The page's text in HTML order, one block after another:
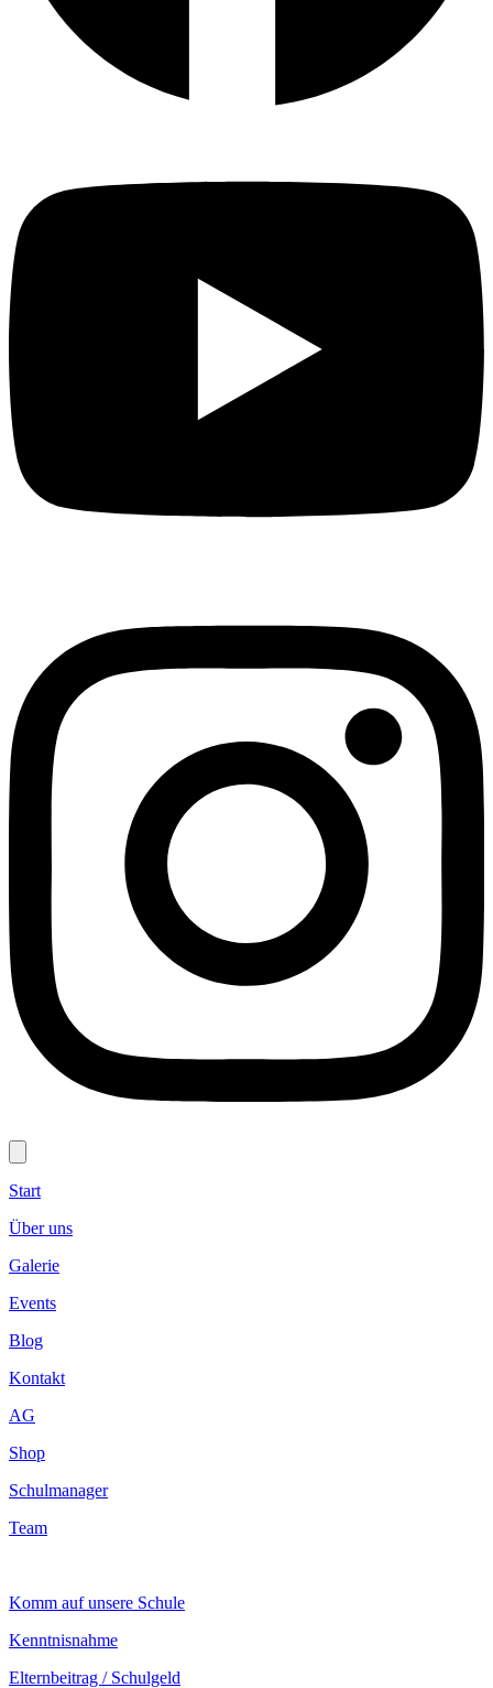
Start
Über uns
Galerie
Events
Blog
Kontakt
AG
Shop
Schulmanager
Team
Komm auf unsere Schule
Kenntnisnahme
Elternbeitrag / Schulgeld